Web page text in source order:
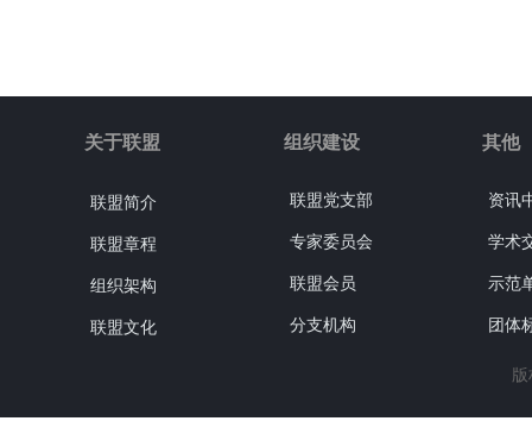
关于联盟
联盟简介
联盟章程
组织架构
联盟文化
联盟党支部
专家委员会
联盟会员
分支机构
组织建设
资讯
学术
示范
团体
其他